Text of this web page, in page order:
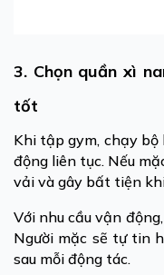
3. Chọn quần xì
tốt
Khi tập gym, chạy
động liên tục. Nếu
vải và gây bất tiện
Với nhu cầu vận
Người mặc sẽ tự tin
sau mỗi động tác.